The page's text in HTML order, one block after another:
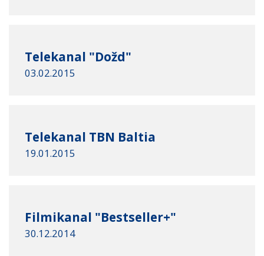
Telekanal "Dožd"
03.02.2015
Telekanal TBN Baltia
19.01.2015
Filmikanal "Bestseller+"
30.12.2014